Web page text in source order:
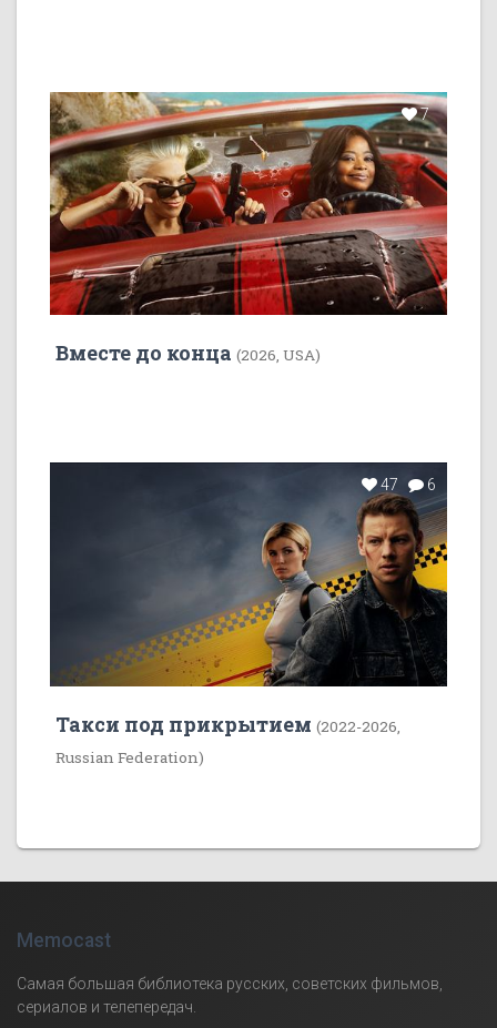
7
Вместе до конца (2026, USA)
47 6
Такси под прикрытием (2022-2026,
Russian Federation)
Memocast
Самая большая библиотека русских, советских фильмов,
сериалов и телепередач.